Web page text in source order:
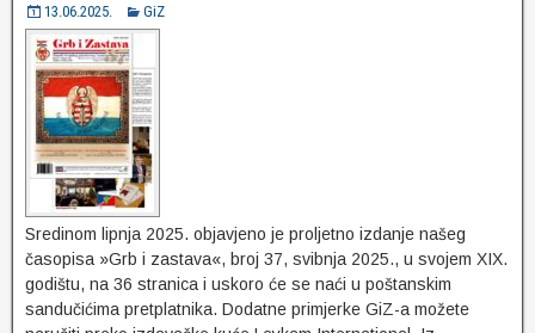
13.06.2025. GiZ
Sredinom lipnja 2025. objavjeno je proljetno izdanje našeg
časopisa »Grb i zastava«, broj 37, svibnja 2025., u svojem XIX.
godištu, na 36 stranica i uskoro će se naći u poštanskim
sandučićima pretplatnika. Dodatne primjerke GiZ-a možete